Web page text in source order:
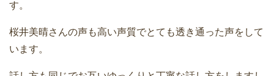
す。
桜井美晴さんの声も高い声質でとても透き通った声をして
います。